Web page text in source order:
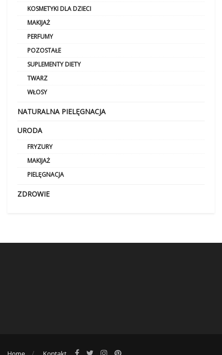
KOSMETYKI DLA DZIECI
MAKIJAŻ
PERFUMY
POZOSTAŁE
SUPLEMENTY DIETY
TWARZ
WŁOSY
NATURALNA PIELĘGNACJA
URODA
FRYZURY
MAKIJAŻ
PIELĘGNACJA
ZDROWIE